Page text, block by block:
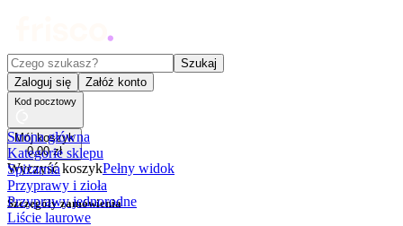
Czego szukasz?
Szukaj
Zaloguj się
Załóż konto
Kod pocztowy
Mój koszyk
0,00 zł
Wyczyść koszykPełny widok
Szczegóły zamówienia
Strona główna
Kategorie sklepu
Spiżarnia
Przyprawy i zioła
Przyprawy jednorodne
Liście laurowe